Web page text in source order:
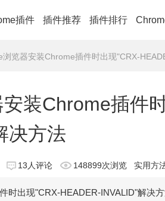
插件 插件推荐 插件排行
览器安装Chrome插件时出现"CRX-
装Chrome插件
决方法
13人评论 148899次浏览 实用方
时出现"CRX-HEADER-INVALID"解决